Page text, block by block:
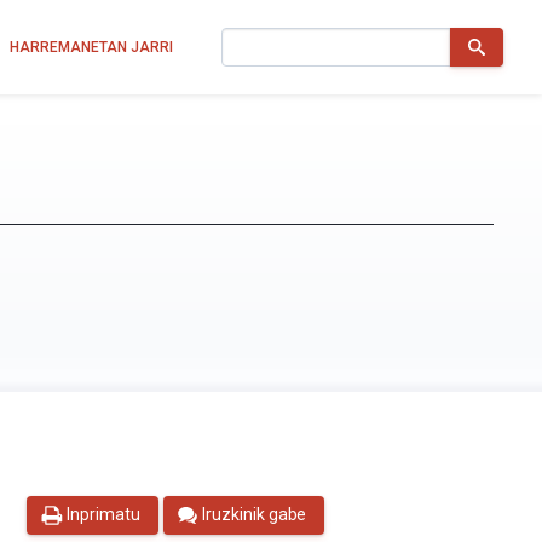
HARREMANETAN JARRI
Inprimatu Iruzkinik gabe